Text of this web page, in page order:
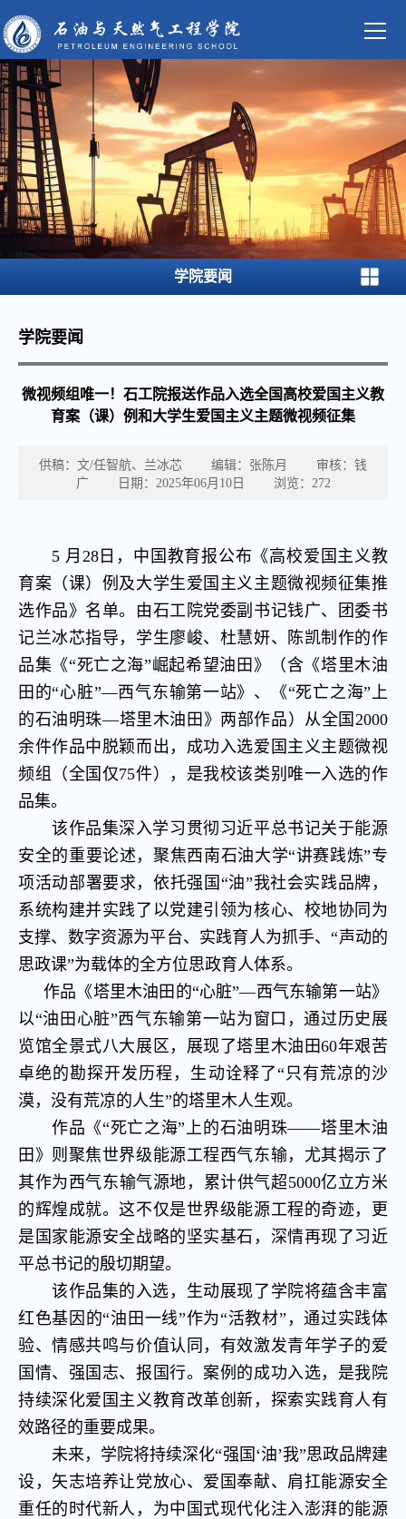
学院要闻
学院要闻
微视频组唯一！石工院报送作品入选全国高校爱国主义教
育案（课）例和大学生爱国主义主题微视频征集
供稿：文/任智航、兰冰芯 编辑：张陈月 审核：钱
广 日期：2025年06月10日 浏览： 272
5 月28日，中国教育报公布《高校爱国主义教
育案（课）例及大学生爱国主义主题微视频征集推
选作品》名单。由石工院党委副书记钱广、团委书
记兰冰芯指导，学生廖峻、杜慧妍、陈凯制作的作
品集《“死亡之海”崛起希望油田》（含《塔里木油
田的“心脏”—西气东输第一站》、《“死亡之海”上
的石油明珠—塔里木油田》两部作品）从全国2000
余件作品中脱颖而出，成功入选爱国主义主题微视
频组（全国仅75件），是我校该类别唯一入选的作
品集。
该作品集深入学习贯彻习近平总书记关于能源
安全的重要论述，聚焦西南石油大学“讲赛践炼”专
项活动部署要求，依托强国“油”我社会实践品牌，
系统构建并实践了以党建引领为核心、校地协同为
支撑、数字资源为平台、实践育人为抓手、“声动的
思政课”为载体的全方位思政育人体系。
作品《塔里木油田的“心脏”—西气东输第一站》
以“油田心脏”西气东输第一站为窗口，通过历史展
览馆全景式八大展区，展现了塔里木油田60年艰苦
卓绝的勘探开发历程，生动诠释了“只有荒凉的沙
漠，没有荒凉的人生”的塔里木人生观。
作品《“死亡之海”上的石油明珠——塔里木油
田》则聚焦世界级能源工程西气东输，尤其揭示了
其作为西气东输气源地，累计供气超5000亿立方米
的辉煌成就。这不仅是世界级能源工程的奇迹，更
是国家能源安全战略的坚实基石，深情再现了习近
平总书记的殷切期望。
该作品集的入选，生动展现了学院将蕴含丰富
红色基因的“油田一线”作为“活教材”，通过实践体
验、情感共鸣与价值认同，有效激发青年学子的爱
国情、强国志、报国行。案例的成功入选，是我院
持续深化爱国主义教育改革创新，探索实践育人有
效路径的重要成果。
未来，学院将持续深化“强国‘油’我”思政品牌建
设，矢志培养让党放心、爱国奉献、肩扛能源安全
重任的时代新人，为中国式现代化注入澎湃的能源